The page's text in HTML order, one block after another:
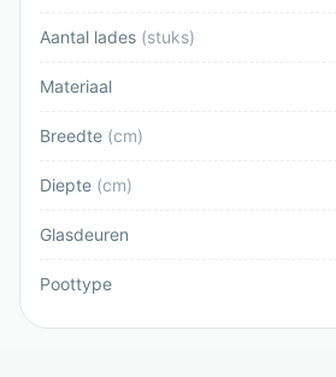
Aantal lades (stuks)
Materiaal
Breedte (cm)
Diepte (cm)
Glasdeuren
Poottype